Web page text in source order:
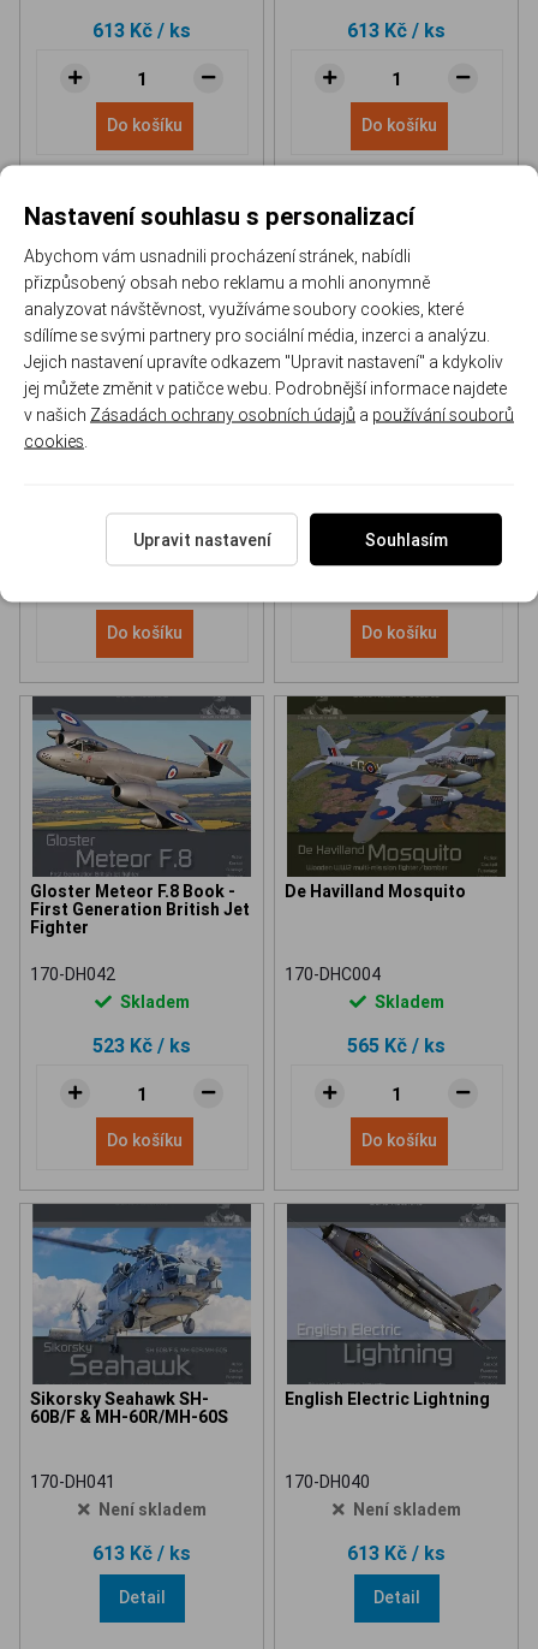
613 Kč / ks
Do košíku
613 Kč / ks
Do košíku
NH 90 helicopter Book
613 Kč/ ks
Do košíku
P-51D Mustang Book
565 Kč/ ks
Do košíku
Gloster Meteor F.8 Book -
First Generation British Jet
Fighter
170-DH042
Skladem
523 Kč / ks
Do košíku
De Havilland Mosquito
170-DHC004
Skladem
565 Kč / ks
Do košíku
Sikorsky Seahawk SH-
60B/F & MH-60R/MH-60S
170-DH041
Není skladem
613 Kč / ks
Detail
English Electric Lightning
170-DH040
Není skladem
613 Kč / ks
Detail
Nastavení souhlasu s personalizací
Abychom vám usnadnili procházení stránek, nabídli
přizpůsobený obsah nebo reklamu a mohli anonymně
analyzovat návštěvnost, využíváme soubory cookies, které
sdílíme se svými partnery pro sociální média, inzerci a analýzu.
Jejich nastavení upravíte odkazem "Upravit nastavení" a kdykoliv
jej můžete změnit v patičce webu. Podrobnější informace najdete
v našich Zásadách ochrany osobních údajů a používání souborů
cookies
Upravit nastavení Souhlasím